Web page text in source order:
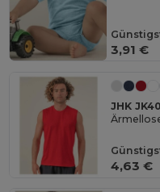
3,91 €
JHK
4,63 €